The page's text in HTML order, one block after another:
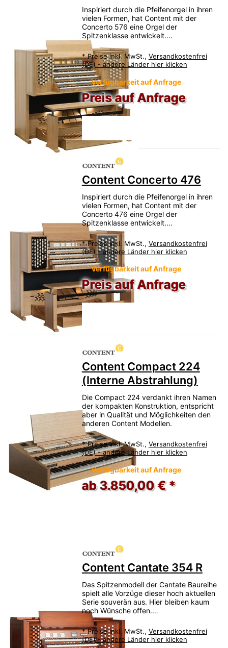
Inspiriert durch die Pfeifenorgel in ihren
vielen Formen, hat Content mit der
Concerto 576 eine Orgel der
Spitzenklasse entwickelt.…
* Preise inkl. MwSt., Versandkostenfrei
(DE) - andere Länder hier klicken
Verfügbarkeit auf Anfrage
Preis auf Anfrage
Content Concerto 476
Inspiriert durch die Pfeifenorgel in ihren
vielen Formen, hat Content mit der
Concerto 476 eine Orgel der
Spitzenklasse entwickelt.…
* Preise inkl. MwSt., Versandkostenfrei
(DE) - andere Länder hier klicken
Verfügbarkeit auf Anfrage
Preis auf Anfrage
Content Compact 224
(Interne Abstrahlung)
Die Compact 224 verdankt ihren Namen
der kompakten Konstruktion, entspricht
aber in Qualität und Möglichkeiten den
anderen Content Modellen.
* Preise inkl. MwSt., Versandkostenfrei
(DE) - andere Länder hier klicken
Verfügbarkeit auf Anfrage
ab 3.850,00 € *
Content Cantate 354 R
Das Spitzenmodell der Cantate Baureihe
spielt alle Vorzüge dieser hoch aktuellen
Serie souverän aus. Hier bleiben kaum
noch Wünsche offen.…
* Preise inkl. MwSt., Versandkostenfrei
(DE) - andere Länder hier klicken